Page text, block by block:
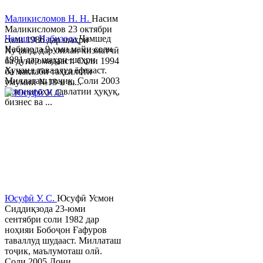
Ҷамшед НабизодаҶамшед
Набизода 9-уми майи соли
1981 дар шаҳри шаҳри
Хуҷанд таваллуд ёфтааст.
Миллаташ тоҷик. Соли 2003
Донишгоҳи давлатии ҳуқуқ,
бизнес ва ...
Маликисломов Н. Н. Насим
Маликисломов 23 октябри
соли 1986 дар шаҳри
Хуҷанд, дар оилаи хизматчӣ
ба дунё омадааст. Соли 1994
ба мактаби таҳсилоти
умумии №18-и ш...
Юсуфӣ У. C. Юсуфӣ Усмон
Сиддиқзода 23-юми
сентябри соли 1982 дар
ноҳияи Бобоҷон Ғафуров
таваллуд шудааст. Миллаташ
тоҷик, маълумоташ олӣ.